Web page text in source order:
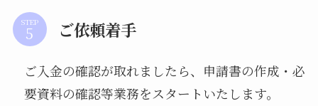
STEP ご依頼着手
ご入金の確認が取れましたら、申請書の作成・必
要資料の確認等業務をスタートいたします。